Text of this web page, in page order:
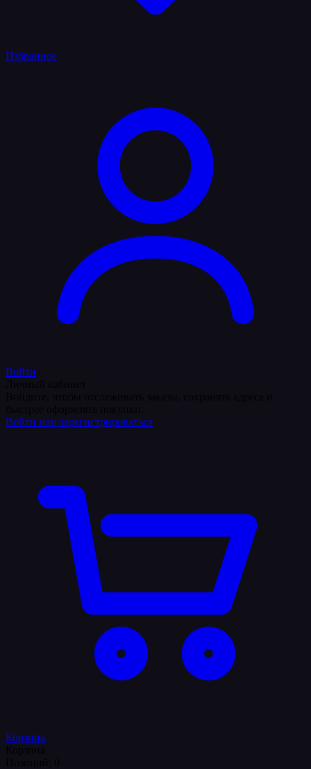
Избранное
Войти
Войти или зарегистрироваться
Корзина